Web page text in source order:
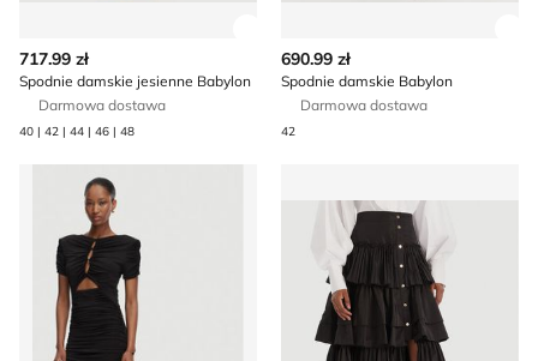
717.99 zł
Spodnie damskie jesienne Babylon
Darmowa dostawa
40 | 42 | 44 | 46 | 48
690.99 zł
Spodnie damskie Babylon
Darmowa dostawa
42
Sukienka na wiosnę na zimę Babylon